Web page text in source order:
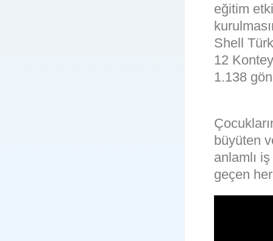
eğitim
Shell
12
1.138
büyüten
anlamlı
geçen